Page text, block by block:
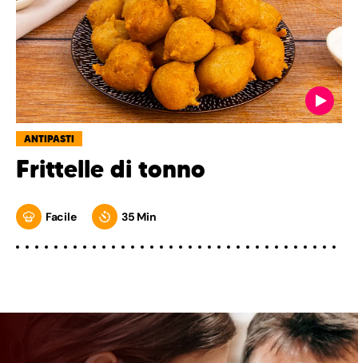
ANTIPASTI
Frittelle di tonno
Facile 35 Min